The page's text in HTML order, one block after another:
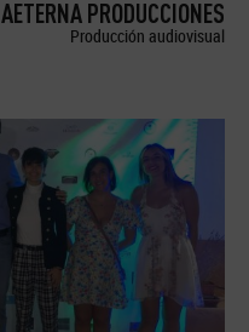
AETERNA PRODUCCIONES
Producción audiovisual